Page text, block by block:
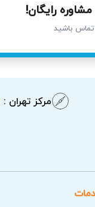
رایگان!
تماس باشید
مرکز تهران :